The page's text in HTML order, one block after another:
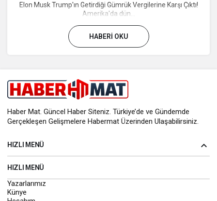
Elon Musk Trump'ın Getirdiği Gümrük Vergilerine Karşı Çıktı!
Amerika'da dün...
HABERI OKU
Haber Mat. Güncel Haber Siteniz. Türkiye’de ve Gündemde
Gerçekleşen Gelişmelere Habermat Üzerinden Ulaşabilirsiniz.
HIZLI MENÜ
HIZLI MENÜ
Yazarlarımız
Künye